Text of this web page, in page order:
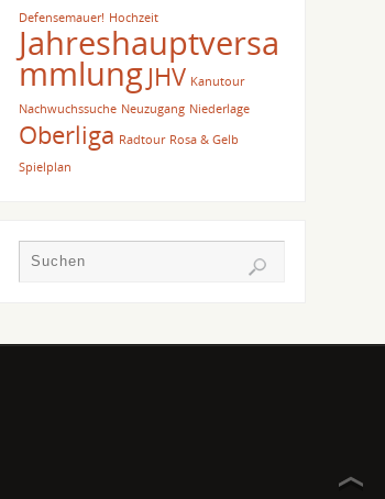
Defensemauer! Hochzeit
Jahreshauptversa
mmlung JHV Kanutour
Nachwuchssuche Neuzugang Niederlage
Oberliga Radtour Rosa & Gelb
Spielplan